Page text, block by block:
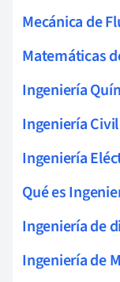
Mecánica de
Matemáticas
Ingeniería
Ingeniería Civil
Ingeniería
Qué es
Ingeniería de
Ingeniería de